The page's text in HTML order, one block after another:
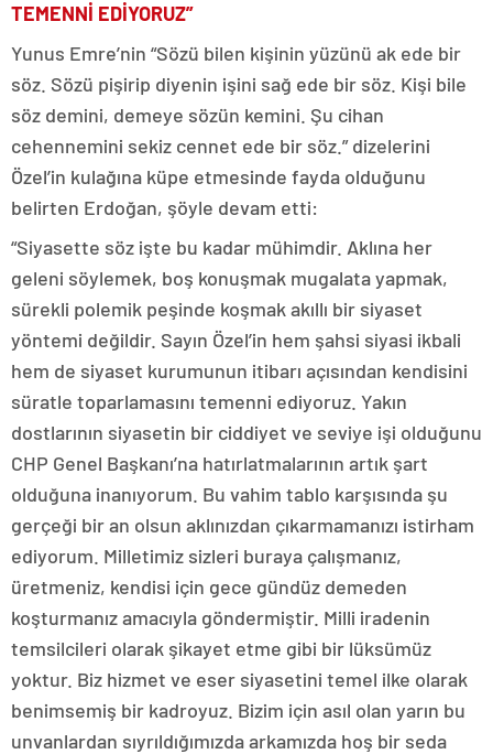
TEMENNİ EDİYORUZ”
Yunus Emre’nin “Sözü bilen kişinin yüzünü ak ede bir
söz. Sözü pişirip diyenin işini sağ ede bir söz. Kişi bile
söz demini, demeye sözün kemini. Şu cihan
cehennemini sekiz cennet ede bir söz.” dizelerini
Özel’in kulağına küpe etmesinde fayda olduğunu
belirten Erdoğan, şöyle devam etti:
“Siyasette söz işte bu kadar mühimdir. Aklına her
geleni söylemek, boş konuşmak mugalata yapmak,
sürekli polemik peşinde koşmak akıllı bir siyaset
yöntemi değildir. Sayın Özel’in hem şahsi siyasi ikbali
hem de siyaset kurumunun itibarı açısından kendisini
süratle toparlamasını temenni ediyoruz. Yakın
dostlarının siyasetin bir ciddiyet ve seviye işi olduğunu
CHP Genel Başkanı’na hatırlatmalarının artık şart
olduğuna inanıyorum. Bu vahim tablo karşısında şu
gerçeği bir an olsun aklınızdan çıkarmamanızı istirham
ediyorum. Milletimiz sizleri buraya çalışmanız,
üretmeniz, kendisi için gece gündüz demeden
koşturmanız amacıyla göndermiştir. Milli iradenin
temsilcileri olarak şikayet etme gibi bir lüksümüz
yoktur. Biz hizmet ve eser siyasetini temel ilke olarak
benimsemiş bir kadroyuz. Bizim için asıl olan yarın bu
unvanlardan sıyrıldığımızda arkamızda hoş bir seda